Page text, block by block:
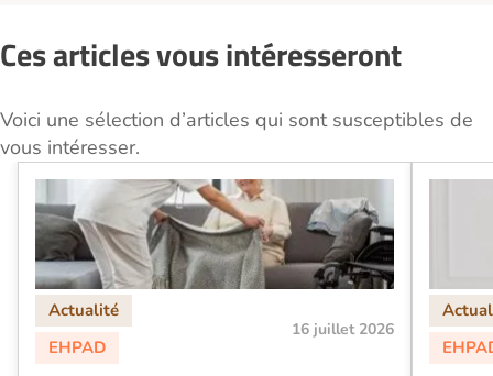
Ces articles vous intéresseront
Voici une sélection d’articles qui sont susceptibles de
vous intéresser.
16 juillet 2026